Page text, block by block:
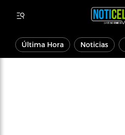
Última Hora Noticias